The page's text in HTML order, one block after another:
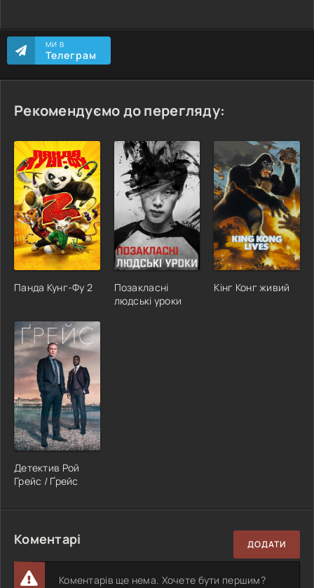
МИ В
Телеграм
Рекомендуємо до перегляду:
Панда Кунг-Фу 2
Позакласні
людські уроки
Кінг Конг живий
Детектив Рой
Грейс / Ґрейс
Коментарі ДОДАТИ
Коментарів ще нема. Хочете бути першим?